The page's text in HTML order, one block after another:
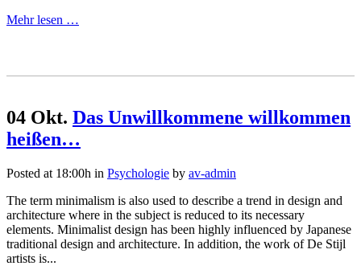
Mehr lesen …
04 Okt. Das Unwillkommene willkommen
heißen…
Posted at 18:00h in Psychologie by av-admin
The term minimalism is also used to describe a trend in design and
architecture where in the subject is reduced to its necessary
elements. Minimalist design has been highly influenced by Japanese
traditional design and architecture. In addition, the work of De Stijl
artists is...